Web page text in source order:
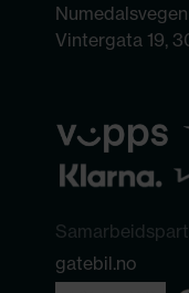
Vintergata 19,
gatebil.no